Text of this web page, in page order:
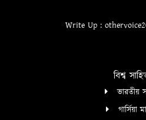
Write Up :
বিশ্ব
ভারতীয়
গার্সিয়া